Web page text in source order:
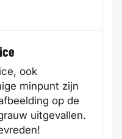
ook
minpunt zijn
op de
uitgevallen.